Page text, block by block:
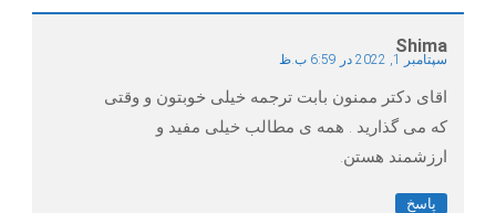
Shima
سپتامبر 1, 2022 در 6:59 ب.ظ
اقاى دكتر ممنون بابت ترجمه خيلى خوبتون و وقتى
كه مى گذاريد . همه ى مطالب خيلى مفيد و
ارزشمند هستن.
پاسخ